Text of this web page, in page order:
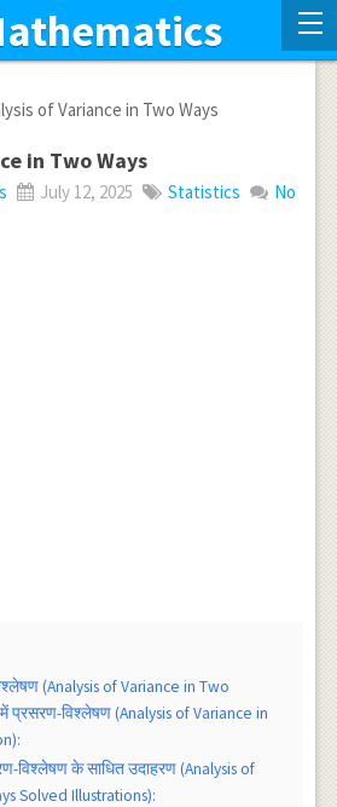
of Variance in Two Ways
in Two Ways
July 12, 2025 Statistics
No
(Analysis of Variance in Two
में प्रसरण-विश्लेषण (Analysis of Variance in
विश्लेषण के साधित उदाहरण (Analysis of
Solved Illustrations):